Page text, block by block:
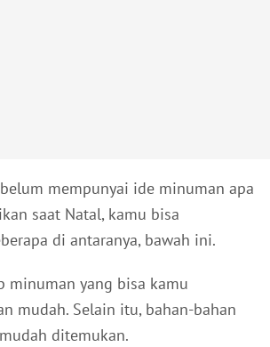
mempunyai ide minuman apa
saat Natal, kamu bisa
di antaranya, bawah ini.
minuman yang bisa kamu
mudah. Selain itu, bahan-bahan
ditemukan.